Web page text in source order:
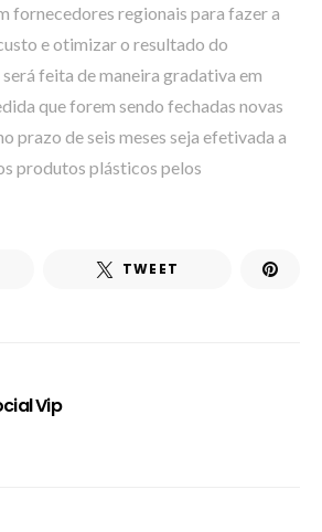
fornecedores regionais para fazer a
e otimizar o resultado do
feita de maneira gradativa em
que forem sendo fechadas novas
prazo de seis meses seja efetivada a
produtos plásticos pelos
TWEET
Vip